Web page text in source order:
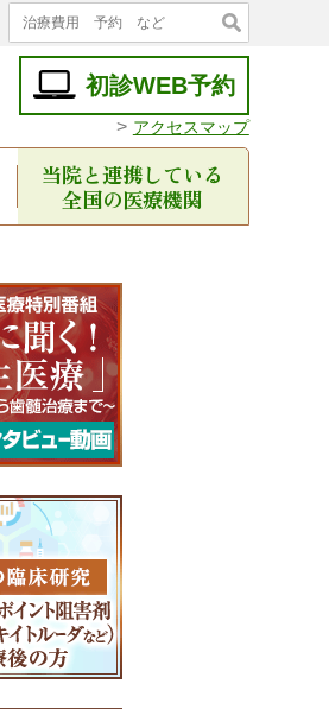
初診WEB予約
> アクセスマップ
当院と連携している
全国の医療機関